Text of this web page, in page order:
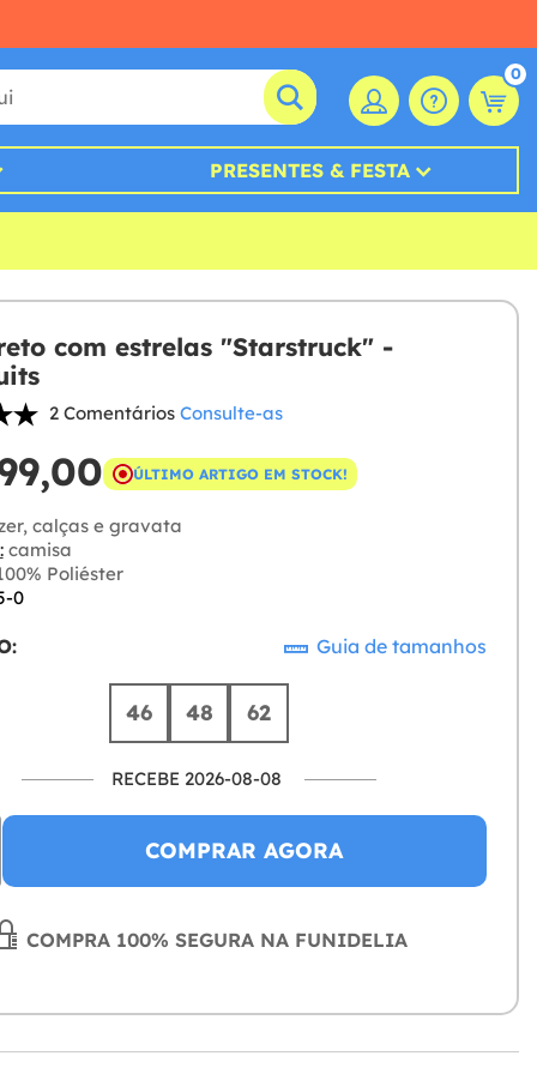
0
PRESENTES & FESTA
com estrelas "Starstruck" -
2 Comentários Consulte-as
ÚLTIMO ARTIGO EM STOCK!
calças e gravata
camisa
Poliéster
0
Guia de tamanhos
46 48 62
RECEBE 2026-08-08
COMPRAR AGORA
COMPRA 100% SEGURA NA FUNIDELIA